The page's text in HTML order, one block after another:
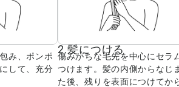
み、ポンポ
して、充分
2.髪につける
傷みがちな毛先を中心にセラ
つけます。髪の内側からなじ
た後、残りを表面につけてか